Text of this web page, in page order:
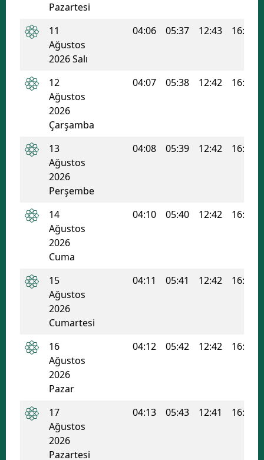
Pazartesi
11
Ağustos
2026 Salı
04:06 05:37 12:43 16:29
12
Ağustos
2026
Çarşamba
04:07 05:38 12:42 16:29
13
Ağustos
2026
Perşembe
04:08 05:39 12:42 16:28
14
Ağustos
2026
Cuma
04:10 05:40 12:42 16:28
15
Ağustos
2026
Cumartesi
04:11 05:41 12:42 16:27
16
Ağustos
2026
Pazar
04:12 05:42 12:42 16:27
17
Ağustos
2026
Pazartesi
04:13 05:43 12:41 16:26